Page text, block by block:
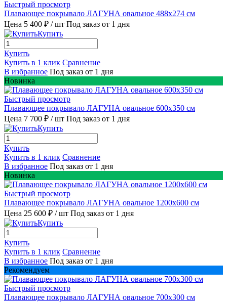
Быстрый просмотр
Плавающее покрывало ЛАГУНА овальное 488х274 см
Цена 5 400 ₽ / шт Под заказ от 1 дня
Купить
Купить
Купить в 1 клик Сравнение
В избранное Под заказ от 1 дня
Новинка
Быстрый просмотр
Плавающее покрывало ЛАГУНА овальное 600х350 см
Цена 7 700 ₽ / шт Под заказ от 1 дня
Купить
Купить
Купить в 1 клик Сравнение
В избранное Под заказ от 1 дня
Новинка
Быстрый просмотр
Плавающее покрывало ЛАГУНА овальное 1200х600 см
Цена 25 600 ₽ / шт Под заказ от 1 дня
Купить
Купить
Купить в 1 клик Сравнение
В избранное Под заказ от 1 дня
Рекомендуем
Быстрый просмотр
Плавающее покрывало ЛАГУНА овальное 700х300 см